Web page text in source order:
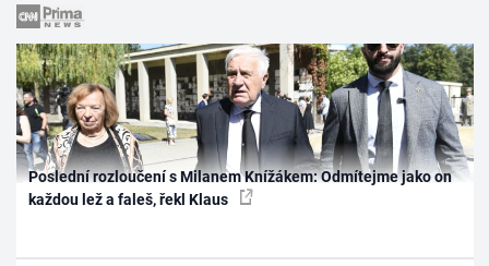
Poslední rozloučení s Milanem Knížákem: Odmítejme jako on
každou lež a faleš, řekl Klaus